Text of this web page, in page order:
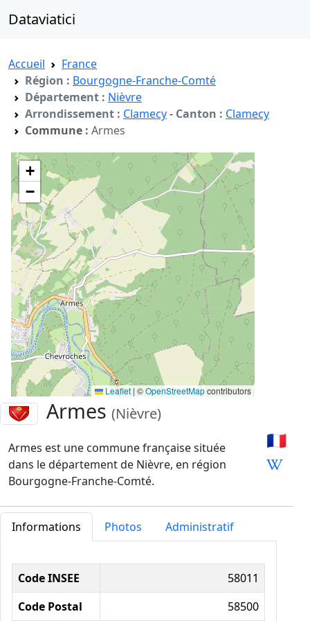
Dataviatici
Accueil
France
Région : Bourgogne-Franche-Comté
Département : Nièvre
Arrondissement : Clamecy- Canton : Clamecy
Commune : Armes
+
−
Leaflet | ©OpenStreetMapcontributors
Armes(Nièvre)
Armes est une commune française située
dans le département de Nièvre, en région
Bourgogne-Franche-Comté.
🇫🇷
Informations Photos Administratif
Informations administratives
Code INSEE
58011
Code Postal
58500